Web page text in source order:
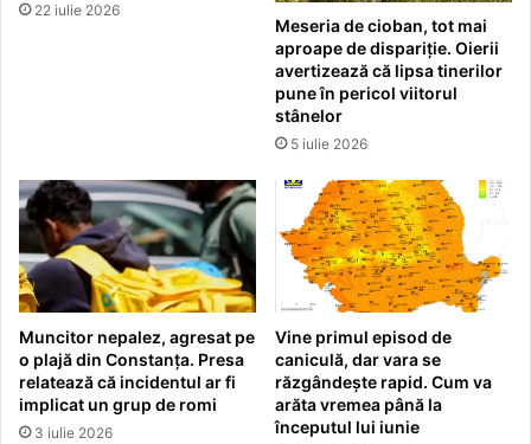
22 iulie 2026
Meseria de cioban, tot mai
aproape de dispariție. Oierii
avertizează că lipsa tinerilor
pune în pericol viitorul
stânelor
5 iulie 2026
Muncitor nepalez, agresat pe
o plajă din Constanța. Presa
relatează că incidentul ar fi
implicat un grup de romi
3 iulie 2026
Vine primul episod de
caniculă, dar vara se
răzgândește rapid. Cum va
arăta vremea până la
începutul lui iunie